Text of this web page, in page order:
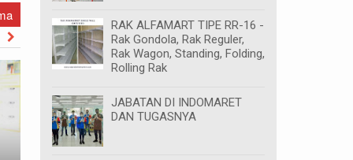
Rak Gondola Double / Island / Tengah / 2
Sisi Minimarket Alfamart & Indomaret
RAK ALFAMART TIPE RR-16 -
Rak Gondola, Rak Reguler,
Rak Wagon, Standing, Folding,
Rolling Rak
JABATAN DI INDOMARET
DAN TUGASNYA